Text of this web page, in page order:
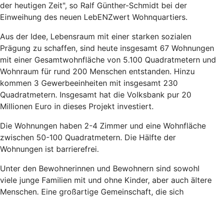
der heutigen Zeit", so Ralf Günther-Schmidt bei der
Einweihung des neuen LebENZwert Wohnquartiers.
Aus der Idee, Lebensraum mit einer starken sozialen
Prägung zu schaffen, sind heute insgesamt 67 Wohnungen
mit einer Gesamtwohnfläche von 5.100 Quadratmetern und
Wohnraum für rund 200 Menschen entstanden. Hinzu
kommen 3 Gewerbeeinheiten mit insgesamt 230
Quadratmetern. Insgesamt hat die Volksbank pur 20
Millionen Euro in dieses Projekt investiert.
Die Wohnungen haben 2-4 Zimmer und eine Wohnfläche
zwischen 50-100 Quadratmetern. Die Hälfte der
Wohnungen ist barrierefrei.
Unter den Bewohnerinnen und Bewohnern sind sowohl
viele junge Familien mit und ohne Kinder, aber auch ältere
Menschen. Eine großartige Gemeinschaft, die sich